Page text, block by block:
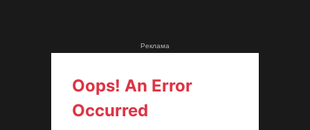
Реклама